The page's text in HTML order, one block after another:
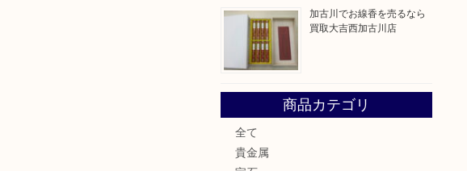
加古川でお線香を売るなら
買取大吉西加古川店
商品カテゴリ
全て
貴金属